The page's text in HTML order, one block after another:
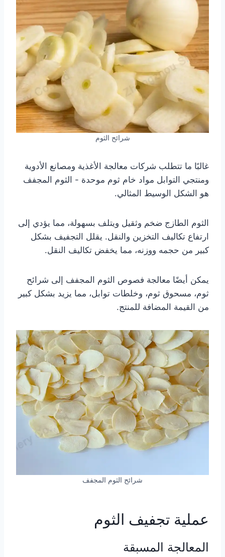
شرائح الثوم
غالبًا ما تتطلب شركات معالجة الأغذية ومصانع الأدوية
ومنتجي التوابل مواد خام ثوم موحدة - الثوم المجفف
هو الشكل الوسيط المثالي.
الثوم الطازج ضخم وثقيل ويتلف بسهولة، مما يؤدي إلى
ارتفاع تكاليف التخزين والنقل. يقلل التجفيف بشكل
كبير من حجمه ووزنه، مما يخفض تكاليف النقل.
يمكن أيضًا معالجة فصوص الثوم المجفف إلى شرائح
ثوم، مسحوق ثوم، وخلطات توابل، مما يزيد بشكل كبير
من القيمة المضافة للمنتج.
شرائح الثوم المجفف
عملية تجفيف الثوم
المعالجة المسبقة